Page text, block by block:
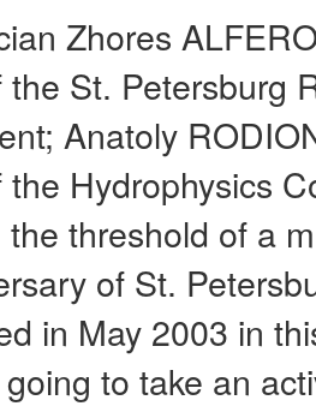
Zhores
St. Petersburg
Anatoly
Hydrophysics
threshold of a
of St.
in May 2003 in
to take an